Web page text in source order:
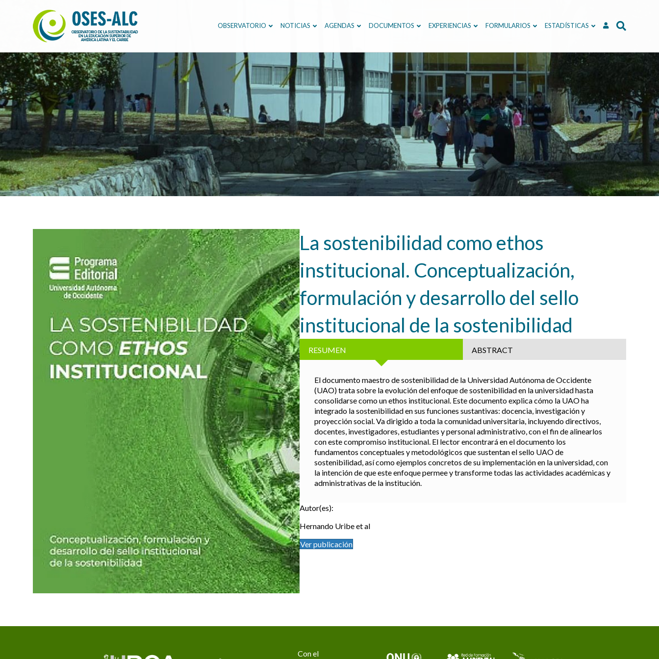
OBSERVATORIO NOTICIAS AGENDAS DOCUMENTOS EXPERIENCIAS FORMULARIOS ESTADÍSTICAS
La sostenibilidad como ethos
institucional. Conceptualización,
formulación y desarrollo del sello
institucional de la sostenibilidad
RESUMEN ABSTRACT
El documento maestro de sostenibilidad de la Universidad Autónoma de Occidente
(UAO) trata sobre la evolución del enfoque de sostenibilidad en la universidad hasta
consolidarse como un ethos institucional. Este documento explica cómo la UAO ha
integrado la sostenibilidad en sus funciones sustantivas: docencia, investigación y
proyección social. Va dirigido a toda la comunidad universitaria, incluyendo directivos,
docentes, investigadores, estudiantes y personal administrativo, con el fin de alinearlos
con este compromiso institucional. El lector encontrará en el documento los
fundamentos conceptuales y metodológicos que sustentan el sello UAO de
sostenibilidad, así como ejemplos concretos de su implementación en la universidad, con
la intención de que este enfoque permee y transforme todas las actividades académicas y
administrativas de la institución.
Autor(es):
Hernando Uribe et al
Ver publicación
Con el